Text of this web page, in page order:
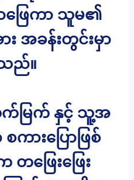
ဖြေကာ သူမ၏
း အခန်းတွင်းမှာ
ည်။
မြက် နှင့် သူ့အ
ားပြောဖြစ်
ဖြေးဖြေး